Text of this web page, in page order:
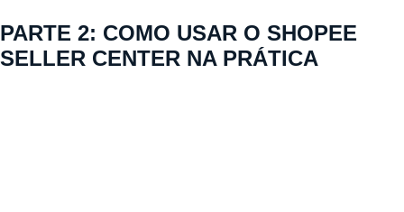
PARTE 2: COMO USAR O SHOPEE
SELLER CENTER NA PRÁTICA